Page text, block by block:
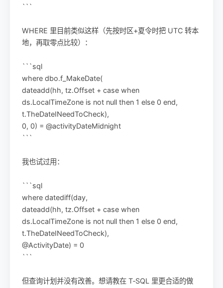
```
WHERE 里目前类似这样（先按时区+夏令时把 UTC 转本
地，再取零点比较）：
```sql
where dbo.f_MakeDate(
dateadd(hh, tz.Offset + case when
ds.LocalTimeZone is not null then 1 else 0 end,
t.TheDateINeedToCheck),
0, 0) = @activityDateMidnight
```
我也试过用：
```sql
where datediff(day,
dateadd(hh, tz.Offset + case when
ds.LocalTimeZone is not null then 1 else 0 end,
t.TheDateINeedToCheck),
@ActivityDate) = 0
```
但查询计划并没有改善。想请教在 T‑SQL 里更合适的做